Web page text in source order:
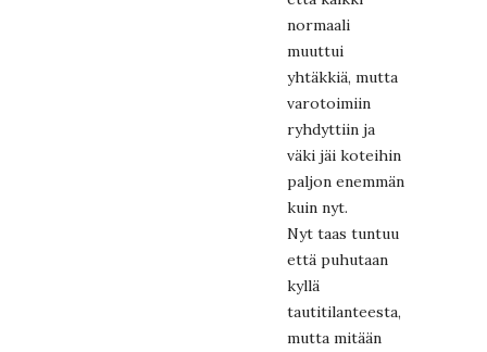
normaali
muuttui
yhtäkkiä, mutta
varotoimiin
ryhdyttiin ja
väki jäi koteihin
paljon enemmän
kuin nyt.
Nyt taas tuntuu
että puhutaan
kyllä
tautitilanteesta,
mutta mitään